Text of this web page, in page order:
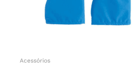
Acessórios